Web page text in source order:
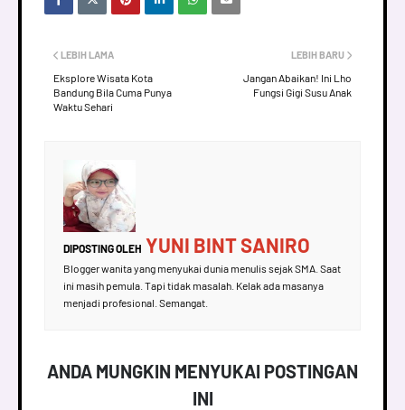
LEBIH BARU
Jangan Abaikan! Ini Lho
Fungsi Gigi Susu Anak
LEBIH LAMA
Eksplore Wisata Kota
Bandung Bila Cuma Punya
Waktu Sehari
DIPOSTING OLEH YUNI BINT SANIRO
Blogger wanita yang menyukai dunia menulis sejak SMA. Saat
ini masih pemula. Tapi tidak masalah. Kelak ada masanya
menjadi profesional. Semangat.
ANDA MUNGKIN MENYUKAI POSTINGAN
INI